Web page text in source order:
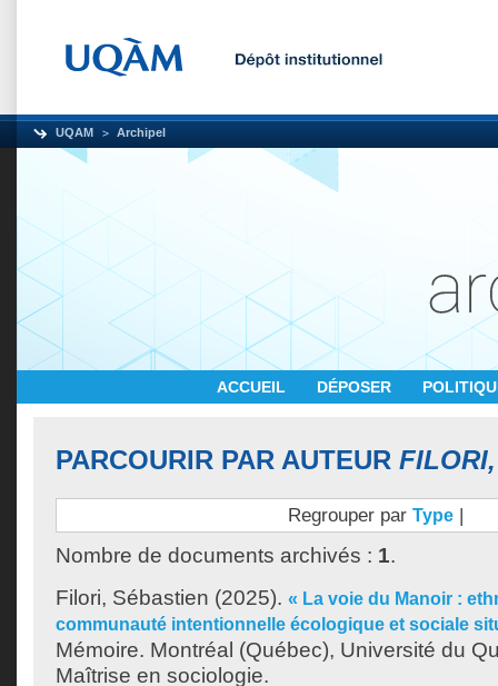
UQAM Archipel
ACCUEIL DÉPOSER
PARCOURIR PAR AUTEUR
Regrouper par Type |
Nombre de documents archivés : 1.
Filori, Sébastien (2025). « La voie du Manoir :
communauté intentionnelle écologique et sociale
Mémoire. Montréal (Québec), Université du
Maîtrise en sociologie.